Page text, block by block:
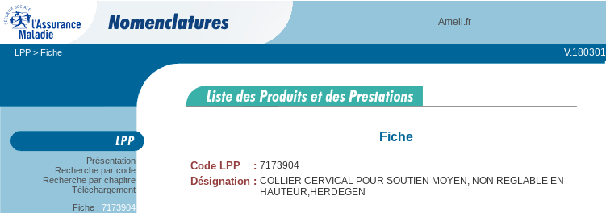
Ameli.fr
LPP > Fiche V.180301
Présentation
Recherche par code
Recherche par chapitre
Téléchargement
Fiche : 7173904
Fiche
Code LPP : 7173904
Désignation : COLLIER CERVICAL POUR SOUTIEN MOYEN, NON REGLABLE EN
HAUTEUR,HERDEGEN